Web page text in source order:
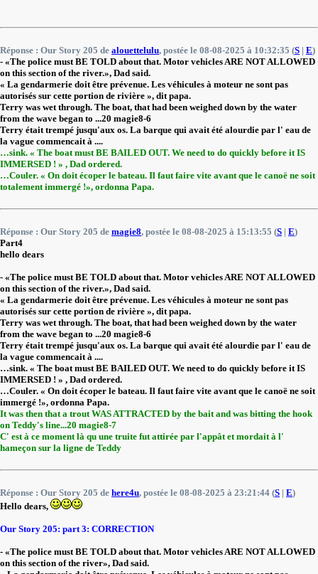
Réponse : Our Story 205 de alouettelulu, postée le 08-08-2025 à 10:32:35 (S | E)
- «The police must BE TOLD about that. Motor vehicles ARE NOT ALLOWED
on this section of the river.», Dad said.
« La gendarmerie doit être prévenue. Les véhicules à moteur ne sont pas
autorisés sur cette portion de rivière », dit papa.
Terry was wet through. The boat, that had been weighed down by the water
from the wave began to ...20 magie8-6
Terry était trempé jusqu'aux os. La barque qui avait été alourdie par l' eau de
la vague commencait à ....
…sink. « The boat must BE BAILED OUT. We need to do quickly before it IS
IMMERSED ! » , Dad ordered.
…Couler. « On doit écoper le bateau. Il faut faire vite avant que le canoë ne soit
totalement immergé !», ordonna Papa.
Réponse : Our Story 205 de magie8, postée le 08-08-2025 à 15:13:55 (S | E)
Part4
hello dears
- «The police must BE TOLD about that. Motor vehicles ARE NOT ALLOWED
on this section of the river.», Dad said.
« La gendarmerie doit être prévenue. Les véhicules à moteur ne sont pas
autorisés sur cette portion de rivière », dit papa.
Terry was wet through. The boat, that had been weighed down by the water
from the wave began to ...20 magie8-6
Terry était trempé jusqu'aux os. La barque qui avait été alourdie par l' eau de
la vague commencait à ....
…sink. « The boat must BE BAILED OUT. We need to do quickly before it IS
IMMERSED ! » , Dad ordered.
…Couler. « On doit écoper le bateau. Il faut faire vite avant que le canoë ne soit
immergé !», ordonna Papa.
It was then that a trout WAS ATTRACTED by the bait and was bitting the hook
on Teddy's line...20 magie8-7
C' est à ce moment là qu une truite fut attirée par l'appât et mordait à l'
hameçon sur la ligne de Teddy
Réponse : Our Story 205 de here4u, postée le 08-08-2025 à 23:21:44 (S | E)
Hello dears,
Our Story 205: part 3: CORRECTION
- «The police must BE TOLD about that. Motor vehicles ARE NOT ALLOWED
on this section of the river», Dad said.